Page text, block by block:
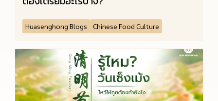
Huasenghong Blogs Chinese Food Culture